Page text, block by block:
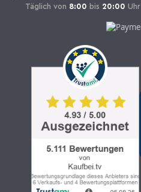
Täglich von 8:00 bis 20:00 Uhr